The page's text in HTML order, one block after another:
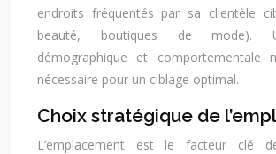
endroits fréquentés par sa clientèle
beauté, boutiques de mode).
démographique et comportementale
nécessaire pour un ciblage optimal.
Choix stratégique de
L’emplacement est le facteur clé